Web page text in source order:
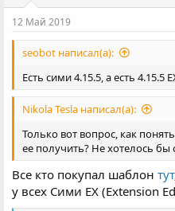
:
12 Май 2019
seobot написал(а):
Есть сими 4.15.5, а есть
Nikola Tesla написал(а):
Только вот вопрос, как
ее получить? Не хотелось бы
Все кто покупал шаблон тут
у всех Сими EX (Extension